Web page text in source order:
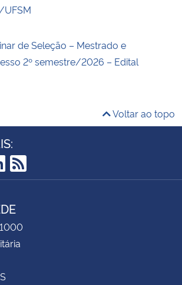
de Seleção – Mestrado e
2º semestre/2026 – Edital
Voltar ao topo
RSS